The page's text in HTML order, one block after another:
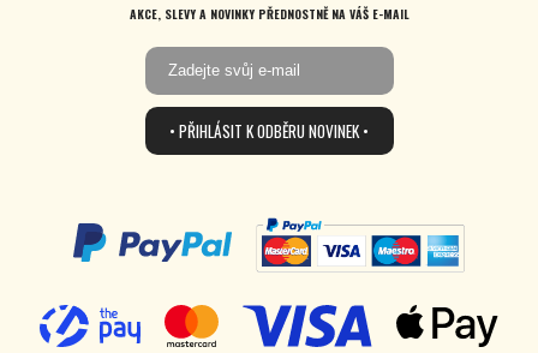
AKCE, SLEVY A NOVINKY PŘEDNOSTNĚ NA VÁŠ E-MAIL
• PŘIHLÁSIT K ODBĚRU NOVINEK •